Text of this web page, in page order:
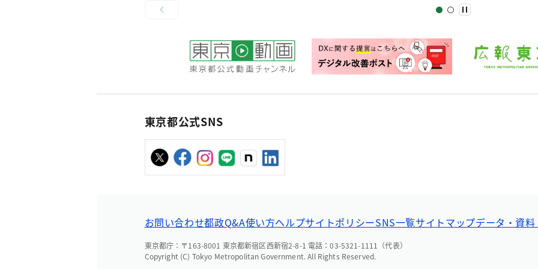
東京都公式SNS
お問い合わせ都政Q&A使い方ヘルプサイトポリシーSNS一覧サイトマップデータ・資
東京都庁：〒163-8001 東京都新宿区西新宿2-8-1 電話：03-5321-1111（代表）
Copyright (C) Tokyo Metropolitan Government. All Rights Reserved.